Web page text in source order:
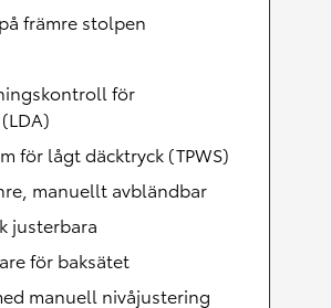
främre stolpen
för
för lågt däcktryck (TPWS)
manuellt avbländbar
justerbara
för baksätet
manuell nivåjustering